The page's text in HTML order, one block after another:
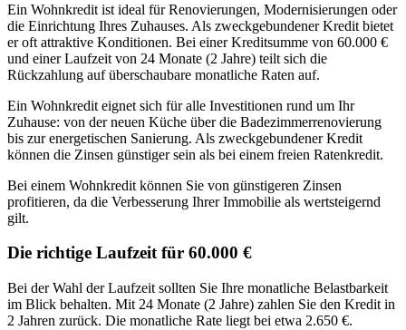
Ein Wohnkredit ist ideal für Renovierungen, Modernisierungen oder
die Einrichtung Ihres Zuhauses. Als zweckgebundener Kredit bietet
er oft attraktive Konditionen. Bei einer Kreditsumme von 60.000 €
und einer Laufzeit von 24 Monate (2 Jahre) teilt sich die
Rückzahlung auf überschaubare monatliche Raten auf.
Ein Wohnkredit eignet sich für alle Investitionen rund um Ihr
Zuhause: von der neuen Küche über die Badezimmerrenovierung
bis zur energetischen Sanierung. Als zweckgebundener Kredit
können die Zinsen günstiger sein als bei einem freien Ratenkredit.
Bei einem Wohnkredit können Sie von günstigeren Zinsen
profitieren, da die Verbesserung Ihrer Immobilie als wertsteigernd
gilt.
Die richtige Laufzeit für 60.000 €
Bei der Wahl der Laufzeit sollten Sie Ihre monatliche Belastbarkeit
im Blick behalten. Mit 24 Monate (2 Jahre) zahlen Sie den Kredit in
2 Jahren zurück. Die monatliche Rate liegt bei etwa 2.650 €.